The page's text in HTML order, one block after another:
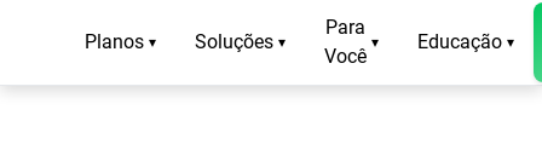
Planos ▾ Soluções ▾
Para
Você
▾ Educação ▾